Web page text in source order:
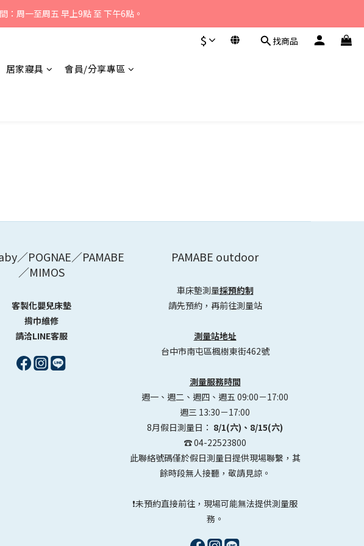
周一至周五 早上9點 至 下午6點。
周一至周五 早上9點 至 下午6點。
面禮100元購物金
$ 找商品
居家寢具
會員/分享專區
／POGNAE／PAMABE
／MIMOS
客製化嬰兒床墊
揹巾維修
請洽LINE客服
PAMABE outdoor
車床墊測量採預約制
請先預約，再前往測量站
測量站地址
台中市南屯區楓樹東街462號
測量服務時間
週一、週二、週四、週五 09:00－17:00
週三 13:30－17:00
8月假日測量日： 8/1(六)、8/15(六)
☎️ 04-22523800
此聯絡號碼僅於假日測量日提供現場聯繫，其
餘時段無人接聽，敬請見諒。
❗未預約直接前往，現場可能無法提供測量服
務。